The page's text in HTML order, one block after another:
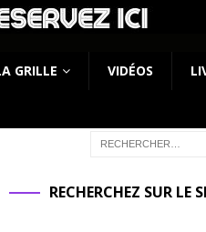
GRILLE VIDÉOS
RECHERCHEZ SUR LE